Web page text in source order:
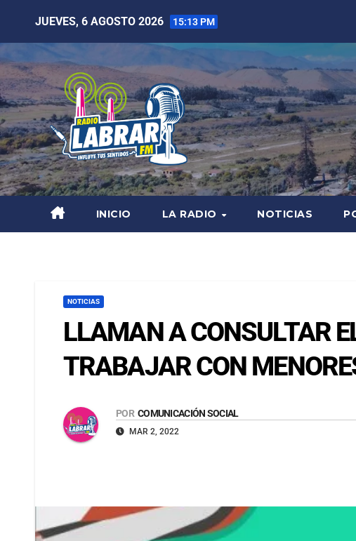
JUEVES, 6 AGOSTO 2026 15:13 PM
INICIO LA RADIO NOTICIAS
NOTICIAS
LLAMAN A CONSULTAR
TRABAJAR CON
POR COMUNICACIÓN SOCIAL
MAR 2, 2022